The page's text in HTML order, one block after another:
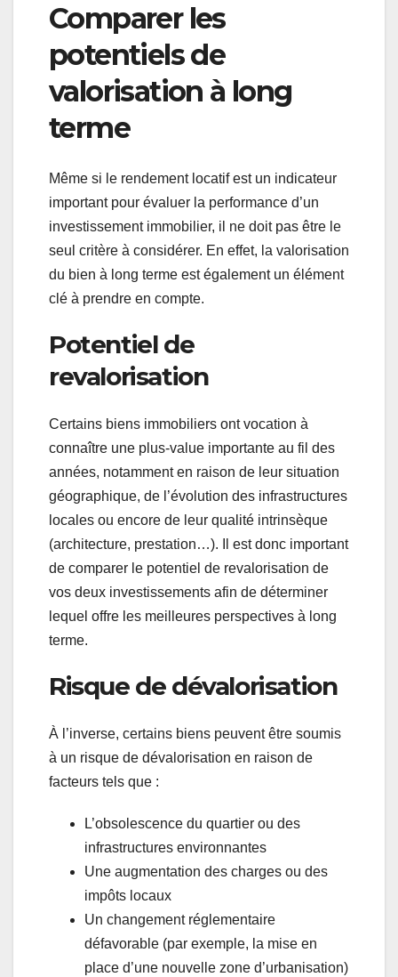
Comparer les
potentiels de
valorisation à long
terme
Même si le rendement locatif est un indicateur
important pour évaluer la performance d’un
investissement immobilier, il ne doit pas être le
seul critère à considérer. En effet, la valorisation
du bien à long terme est également un élément
clé à prendre en compte.
Potentiel de
revalorisation
Certains biens immobiliers ont vocation à
connaître une plus-value importante au fil des
années, notamment en raison de leur situation
géographique, de l’évolution des infrastructures
locales ou encore de leur qualité intrinsèque
(architecture, prestation…). Il est donc important
de comparer le potentiel de revalorisation de
vos deux investissements afin de déterminer
lequel offre les meilleures perspectives à long
terme.
Risque de dévalorisation
À l’inverse, certains biens peuvent être soumis
à un risque de dévalorisation en raison de
facteurs tels que :
L’obsolescence du quartier ou des
infrastructures environnantes
Une augmentation des charges ou des
impôts locaux
Un changement réglementaire
défavorable (par exemple, la mise en
place d’une nouvelle zone d’urbanisation)